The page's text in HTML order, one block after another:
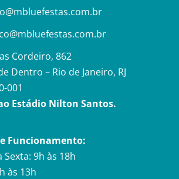
Cordeiro, 862
Dentro – Rio de Janeiro, RJ
001
Estádio Nilton Santos.
Funcionamento:
Sexta: 9h às 18h
às 13h